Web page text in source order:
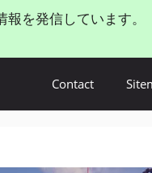
を発信しています。
Contact